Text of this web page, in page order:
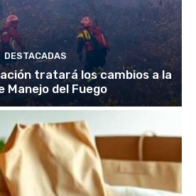
DESTACADAS
tratará los cambios a la
Manejo del Fuego